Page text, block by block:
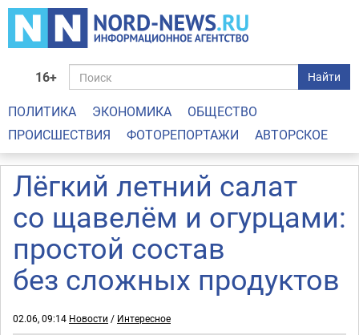
16+ Найти
ПОЛИТИКА ЭКОНОМИКА
ОБЩЕСТВО
ПРОИСШЕСТВИЯ
ФОТОРЕПОРТАЖИ АВТОРСКОЕ
Лёгкий летний салат
со щавелём и огурцами:
простой состав
без сложных продуктов
02.06, 09:14 Новости / Интересное